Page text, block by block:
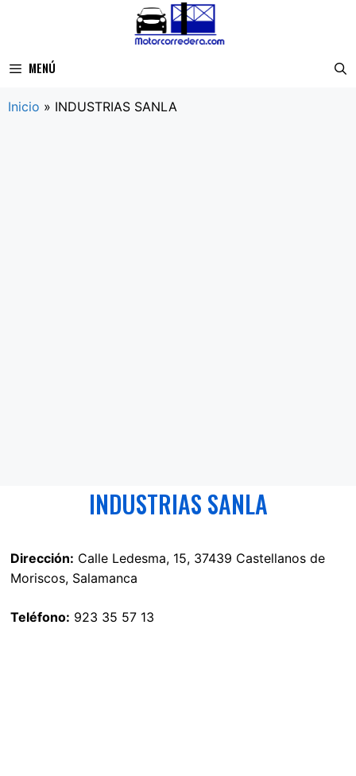
MENÚ
Inicio » INDUSTRIAS SANLA
INDUSTRIAS SANLA
Dirección: Calle Ledesma, 15, 37439 Castellanos de
Moriscos, Salamanca
Teléfono: 923 35 57 13